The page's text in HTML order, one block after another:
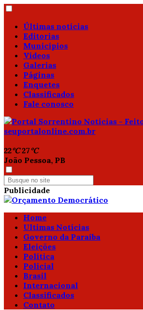
Últimas notícias
Editorias
Municípios
Vídeos
Galerias
Páginas
Enquetes
Classificados
Fale conosco
22°C 27°C
João Pessoa, PB
Publicidade
Home
Ultimas Notícias
Governo da Paraíba
Eleições
Política
Policial
Brasil
Internacional
Classificados
Contato